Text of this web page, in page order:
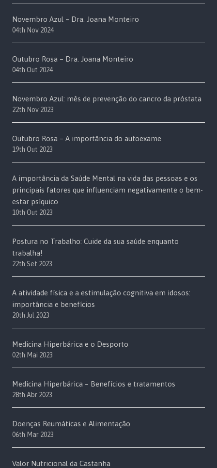
Novembro Azul – Dra. Joana Monteiro
04th Nov 2024
Outubro Rosa – Dra. Joana Monteiro
04th Out 2024
Novembro Azul: mês de prevenção do cancro da próstata
22th Nov 2023
Outubro Rosa – A importância do autoexame
19th Out 2023
A importância da Saúde Mental na vida das pessoas e os
principais fatores que influenciam negativamente o bem-
estar psíquico
10th Out 2023
Postura no Trabalho: Cuide da sua saúde enquanto
trabalha!
22th Set 2023
A atividade física e a estimulação cognitiva em idosos:
importância e benefícios
20th Jul 2023
Medicina Hiperbárica e o Desporto
02th Mai 2023
Medicina Hiperbárica – Benefícios e tratamentos
28th Abr 2023
Doenças Reumáticas e Alimentação
06th Mar 2023
Valor Nutricional da Castanha